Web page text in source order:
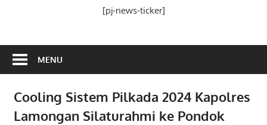
[pj-news-ticker]
MENU
Cooling Sistem Pilkada 2024 Kapolres
Lamongan Silaturahmi ke Pondok